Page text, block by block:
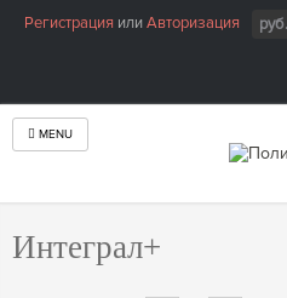
Регистрация илиАвторизация руб.
MENU
Интеграл+